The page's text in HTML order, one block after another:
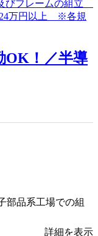
OK！／半導
部品系工場での組
詳細を表示